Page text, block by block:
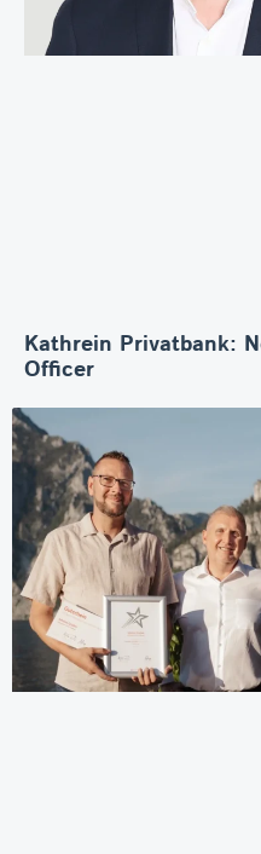
Kathrein Privatbank:
Officer